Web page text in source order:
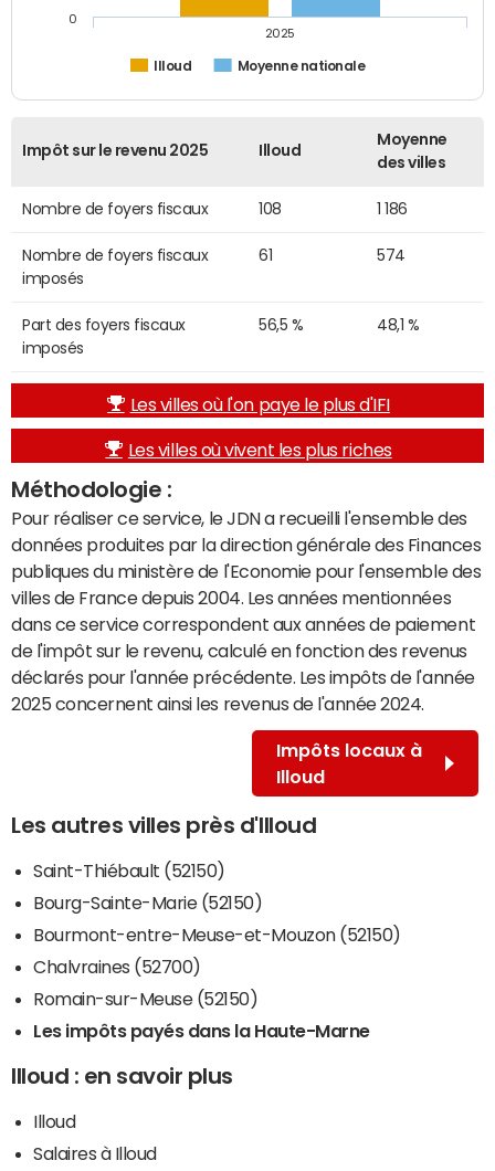
Illoud Moyenne nationale
2025
0
Impôt sur le revenu 2025 Illoud
Moyenne
des villes
Nombre de foyers fiscaux 108 1 186
Nombre de foyers fiscaux
imposés
61 574
Part des foyers fiscaux
imposés
56,5 % 48,1 %
Les villes où l'on paye le plus d'IFI
Les villes où vivent les plus riches
Méthodologie :
Pour réaliser ce service, le JDN a recueilli l'ensemble des
données produites par la direction générale des Finances
publiques du ministère de l'Economie pour l'ensemble des
villes de France depuis 2004. Les années mentionnées
dans ce service correspondent aux années de paiement
de l'impôt sur le revenu, calculé en fonction des revenus
déclarés pour l'année précédente. Les impôts de l'année
2025 concernent ainsi les revenus de l'année 2024.
Impôts locaux à
Illoud
Les autres villes près d'Illoud
Saint-Thiébault (52150)
Bourg-Sainte-Marie (52150)
Bourmont-entre-Meuse-et-Mouzon (52150)
Chalvraines (52700)
Romain-sur-Meuse (52150)
Les impôts payés dans la Haute-Marne
Illoud : en savoir plus
Illoud
Salaires à Illoud